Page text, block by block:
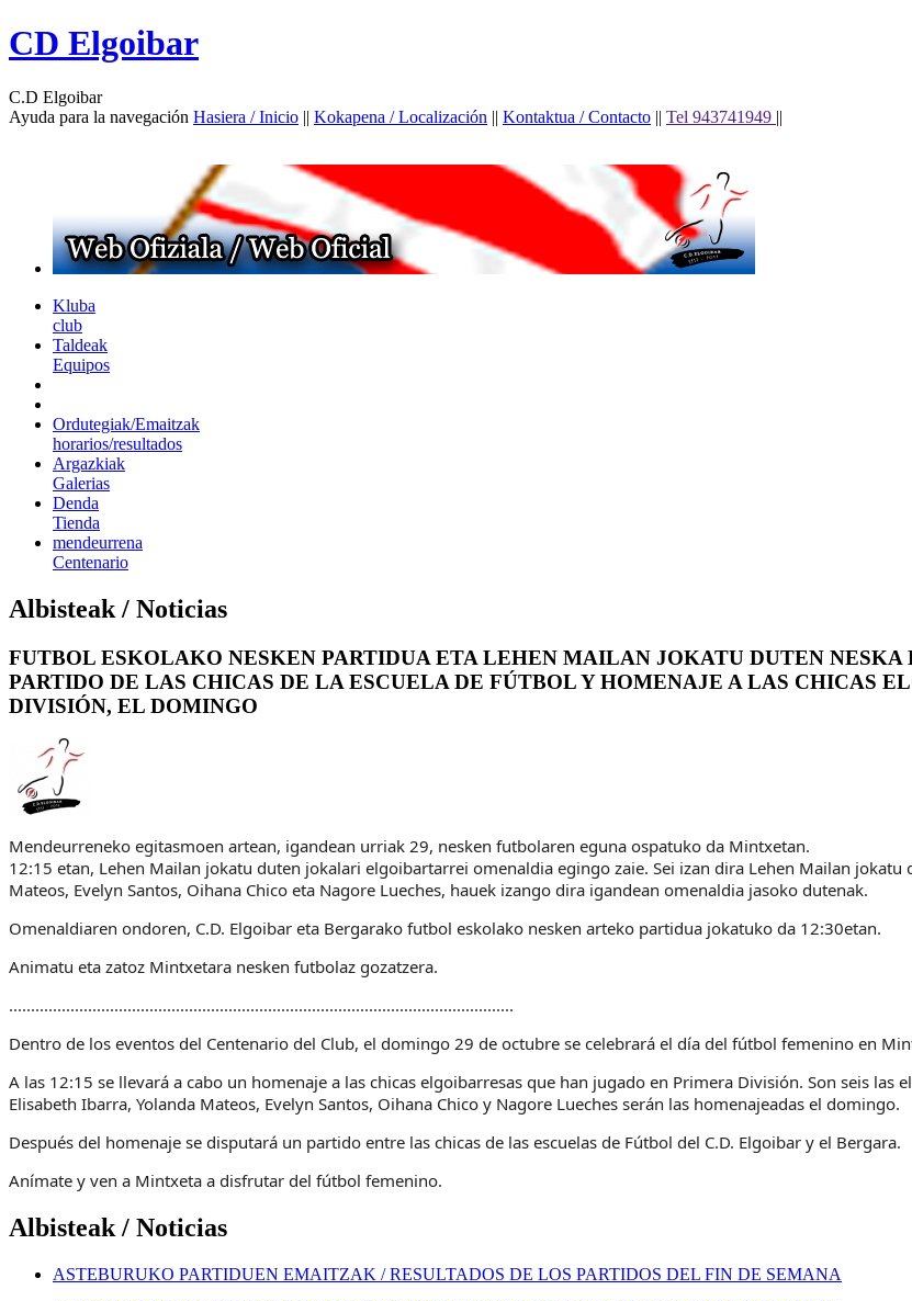
CD Elgoibar
C.D Elgoibar
Ayuda para la navegación Hasiera / Inicio || Kokapena / Localización || Kontaktua / Contacto || Tel 943741949 ||
Kluba
club
Taldeak
Equipos
Ordutegiak/Emaitzak
horarios/resultados
Argazkiak
Galerias
Denda
Tienda
mendeurrena
Centenario
Albisteak / Noticias
FUTBOL ESKOLAKO NESKEN PARTIDUA ETA LEHEN MAILAN JOKATU DUTEN
PARTIDO DE LAS CHICAS DE LA ESCUELA DE FÚTBOL Y HOMENAJE A LAS CHICAS
DIVISIÓN, EL DOMINGO
Mendeurreneko egitasmoen artean, igandean urriak 29, nesken futbolaren eguna ospatuko da Mintxetan.
12:15 etan, Lehen Mailan jokatu duten jokalari elgoibartarrei omenaldia egingo zaie. Sei izan dira Lehen Mailan
Mateos, Evelyn Santos, Oihana Chico eta Nagore Lueches, hauek izango dira igandean omenaldia jasoko dutenak.
Omenaldiaren ondoren, C.D. Elgoibar eta Bergarako futbol eskolako nesken arteko partidua jokatuko da 12:30etan.
Animatu eta zatoz Mintxetara nesken futbolaz gozatzera.
...................................................................................................................
Dentro de los eventos del Centenario del Club, el domingo 29 de octubre se celebrará el día del fútbol femenino en
A las 12:15 se llevará a cabo un homenaje a las chicas elgoibarresas que han jugado en Primera División. Son seis
Elisabeth Ibarra, Yolanda Mateos, Evelyn Santos, Oihana Chico y Nagore Lueches serán las homenajeadas el domingo.
Después del homenaje se disputará un partido entre las chicas de las escuelas de Fútbol del C.D. Elgoibar y el Bergara.
Anímate y ven a Mintxeta a disfrutar del fútbol femenino.
Albisteak / Noticias
ASTEBURUKO PARTIDUEN EMAITZAK / RESULTADOS DE LOS PARTIDOS DEL FIN DE SEMANA